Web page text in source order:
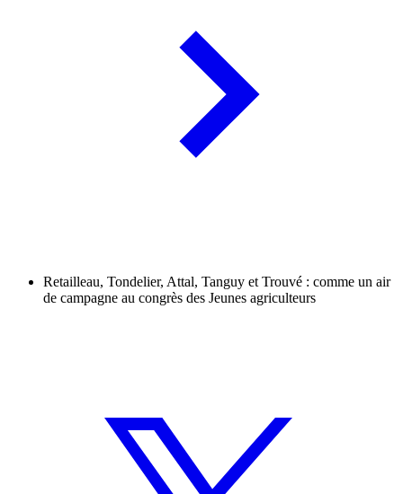
Retailleau, Tondelier, Attal, Tanguy et Trouvé : comme un air
de campagne au congrès des Jeunes agriculteurs